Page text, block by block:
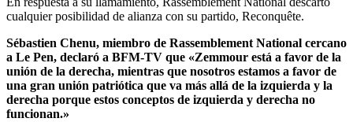
cualquier posibilidad de alianza con su partido, Reconquête.
Sébastien Chenu, miembro de Rassemblement National cercano
a Le Pen, declaró a BFM-TV que «Zemmour está a favor de la
unión de la derecha, mientras que nosotros estamos a favor de
una gran unión patriótica que va más allá de la izquierda y la
derecha porque estos conceptos de izquierda y derecha no
funcionan.»